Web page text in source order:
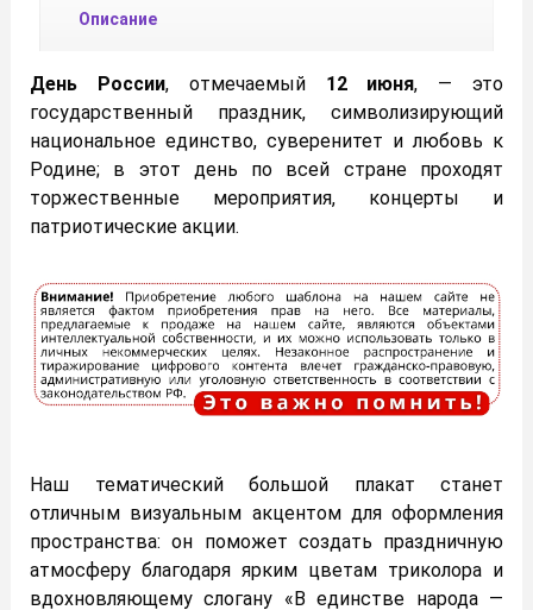
Описание
День России, отмечаемый12 июня, — это
государственный праздник, символизирующий
национальное единство, суверенитет и любовь к
Родине; в этот день по всей стране проходят
торжественные мероприятия, концерты и
патриотические акции.
Наш тематический большой плакат станет
отличным визуальным акцентом для оформления
пространства: он поможет создать праздничную
атмосферу благодаря ярким цветам триколора и
вдохновляющему слогану «В единстве народа —